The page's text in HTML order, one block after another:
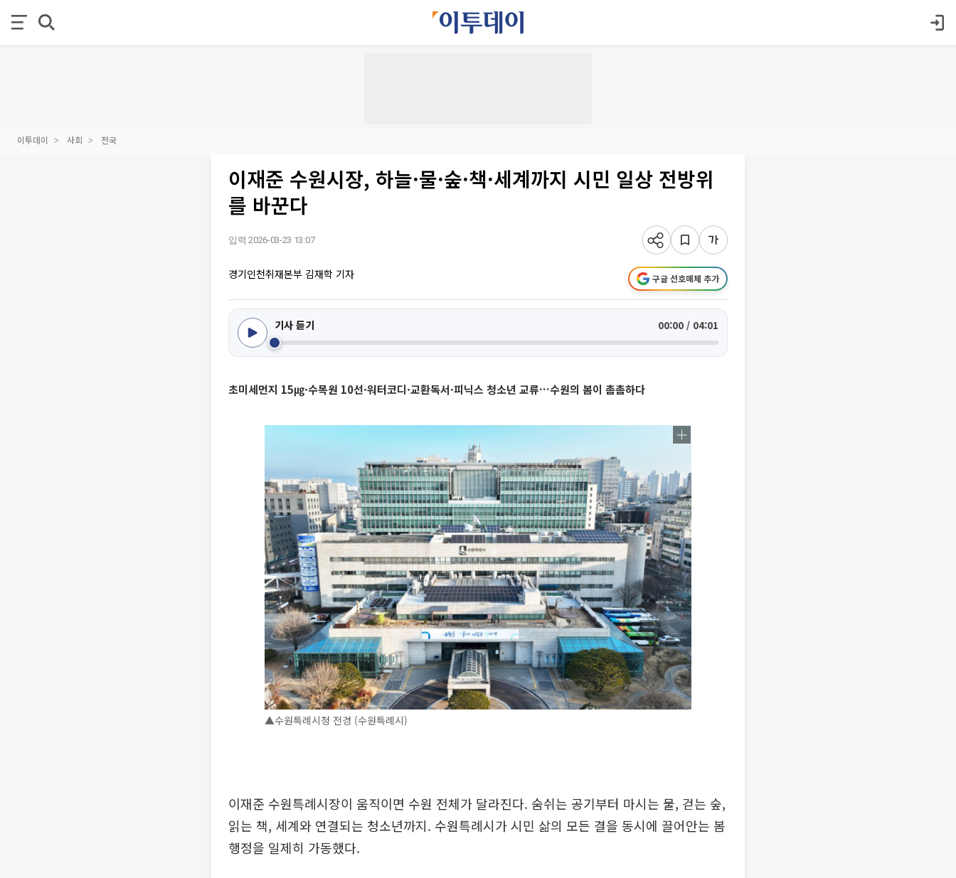
이투데이 사회 전국
이재준 수원시장, 하늘·물·숲·책·세계까지 시민 일상 전방위
를 바꾼다
입력 2026-03-23 13:07
경기인천취재본부 김재학 기자 구글 선호매체 추가
기사 듣기 00:00 / 04:01
초미세먼지 15㎍·수목원 10선·워터코디·교환독서·피닉스 청소년 교류…수원의 봄이 촘촘하다
▲수원특례시청 전경 (수원특례시)
이재준 수원특례시장이 움직이면 수원 전체가 달라진다. 숨쉬는 공기부터 마시는 물, 걷는 숲,
읽는 책, 세계와 연결되는 청소년까지. 수원특례시가 시민 삶의 모든 결을 동시에 끌어안는 봄
행정을 일제히 가동했다.